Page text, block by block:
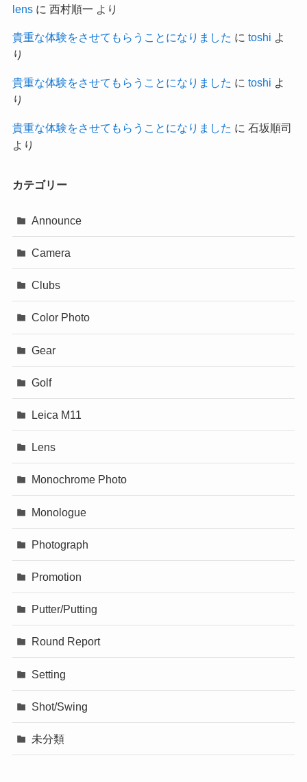
lensに 西村順一 より
貴重な体験をさせてもらうことになりました に toshi よ
り
貴重な体験をさせてもらうことになりました に toshi よ
り
貴重な体験をさせてもらうことになりました に 石坂順司
より
カテゴリー
Announce
Camera
Clubs
Color Photo
Gear
Golf
Leica M11
Lens
Monochrome Photo
Monologue
Photograph
Promotion
Putter/Putting
Round Report
Setting
Shot/Swing
未分類